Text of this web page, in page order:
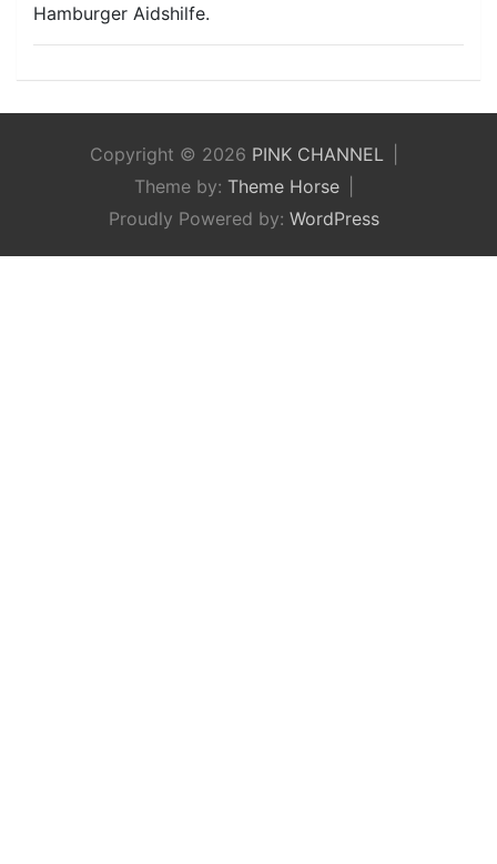
Hamburger Aidshilfe.
Copyright © 2026 PINK CHANNEL
Theme by: Theme Horse
Proudly Powered by: WordPress